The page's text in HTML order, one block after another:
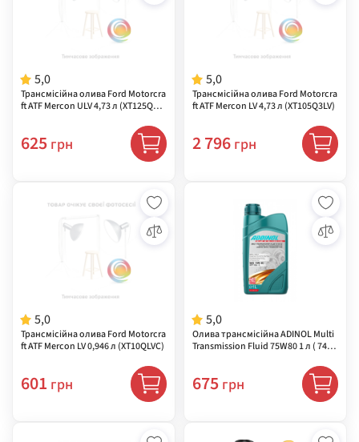
5,0
Трансмісійна олива Ford Motorcra
ft ATF Mercon ULV 4,73 л (XT125QUL
625 грн
5,0
Трансмісійна олива Ford Motorcra
ft ATF Mercon LV 4,73 л (XT105Q3LV)
2 796 грн
5,0
Трансмісійна олива Ford Motorcra
ft ATF Mercon LV 0,946 л (XT10QLVC)
601 грн
5,0
Олива трансмісійна ADINOL Multi
Transmission Fluid 75W80 1 л ( 7420
675 грн